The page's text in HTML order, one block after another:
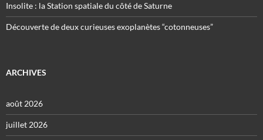
Insolite : la Station spatiale du côté de Saturne
Découverte de deux curieuses exoplanètes “cotonneuses”
ARCHIVES
août 2026
juillet 2026